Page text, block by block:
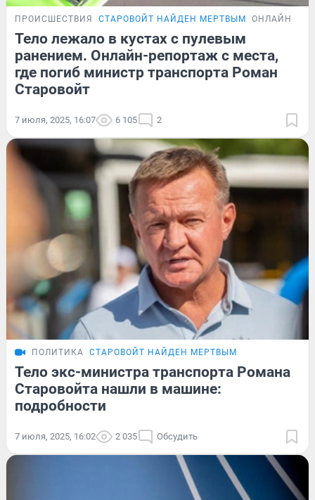
ПРОИСШЕСТВИЯ СТАРОВОЙТ НАЙДЕН МЕРТВЫМ ОНЛАЙН-
Тело лежало в кустах с пулевым
ранением. Онлайн-репортаж с места,
где погиб министр транспорта Роман
Старовойт
7 июля, 2025, 16:07 6 105 2
ПОЛИТИКА СТАРОВОЙТ НАЙДЕН МЕРТВЫМ
Тело экс-министра транспорта Романа
Старовойта нашли в машине:
подробности
7 июля, 2025, 16:02 2 035 Обсудить